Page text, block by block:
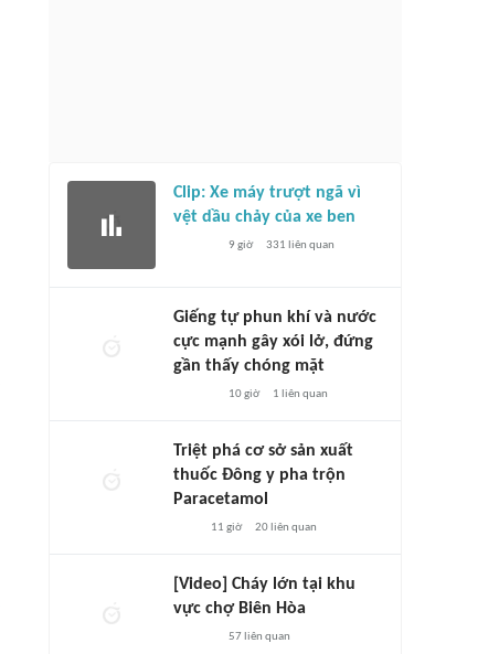
Clip: Xe máy trượt ngã vì
vệt dầu chảy của xe ben
9 giờ 331 liên quan
Giếng tự phun khí và nước
cực mạnh gây xói lở, đứng
gần thấy chóng mặt
10 giờ 1 liên quan
Triệt phá cơ sở sản xuất
thuốc Đông y pha trộn
Paracetamol
11 giờ 20liên quan
[Video] Cháy lớn tại khu
vực chợ Biên Hòa
57liên quan